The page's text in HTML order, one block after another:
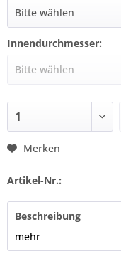
Innendurchmesser:
Merken
Artikel-Nr.:
Beschreibung
mehr